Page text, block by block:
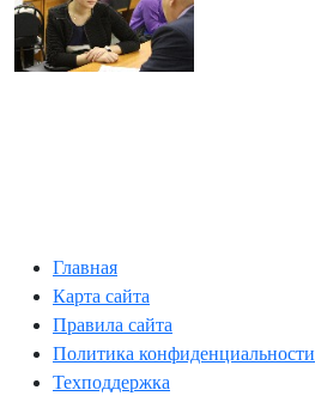
Главная
Карта сайта
Правила сайта
Политика конфиденциальности
Техподдержка